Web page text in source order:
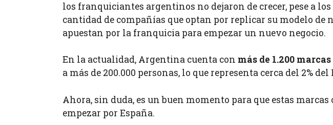
los franquiciantes argentinos no dejaron de crecer, pese a
cantidad de compañías que optan por replicar su modelo de
apuestan por la franquicia para empezar un nuevo negocio.
En la actualidad, Argentina cuenta con más de 1.200
a más de 200.000 personas, lo que representa cerca del 2% del
Ahora, sin duda, es un buen momento para que estas
empezar por España.